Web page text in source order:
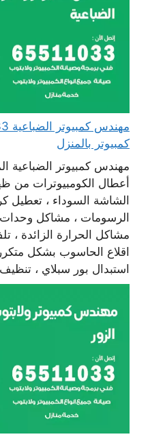
كمبيوتر بالمنزل
مهندس كمبيوتر الضباعية
أعطال الكومبيوترات من
الشاشة السوداء ، تعطيل
الرسومات ، مشاكل وحدات
مشاكل الحرارة الزائدة ،
اقلاع الحاسوب بشكل
استبدال بور سبلاي ،